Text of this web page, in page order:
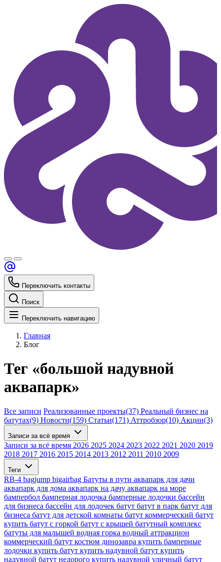
Переключить контакты
Поиск
Переключить навигацию
Главная
Блог
Тег «большой надувной
аквапарк»
Все записи Реализованные проекты(37) Реальный бизнес на
батутах(9) Новости(159) Статьи(171) Аттробзор(10) Акции(3)
Записи за всё время
Записи за всё время 2026 2025 2024 2023 2022 2021 2020 2019
2018 2017 2016 2015 2014 2013 2012 2011 2010 2009
Теги
RB-4 bagjump bigairbag Батуты в пути аквапарк для дачи
аквапарк для дома аквапарк на дачу аквапарк на море
бампербол бамперная лодочка бамперные лодочки бассейн
для бизнеса бассейн для лодочек батут батут в парк батут для
бизнеса батут для детской комнаты батут коммерческий батут
купить батут с горкой батут с крышей батутный комплекс
батуты для малышей водная горка водный аттракцион
коммерческий батут костюм динозавра купить бамперные
лодочки купить батут купить надувной батут купить
надувной батут недорого купить надувной уличный батут